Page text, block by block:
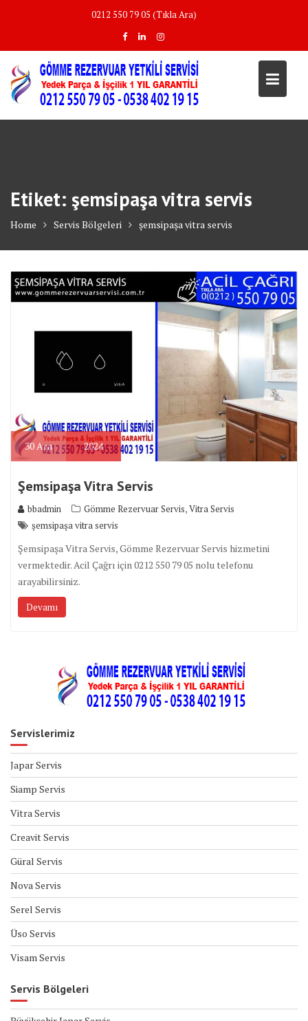
0212 550 79 05 (Tıkla Ara)
Etiket: şemsipaşa vitra servis
Home Servis Bölgeleri şemsipaşa vitra servis
30Ara 2024
Şemsipaşa Vitra Servis
bbadmin Gömme Rezervuar Servis,Vitra Servis
şemsipaşa vitra servis
Şemsipaşa Vitra Servis, Gömme Rezervuar Servis hizmetini
vermektedir. Acil Çağrı için 0212 550 79 05 nolu telefonu
arayabilirsiniz.
Devamı
Servislerimiz
Japar Servis
Siamp Servis
Vitra Servis
Creavit Servis
Güral Servis
Nova Servis
Serel Servis
Üso Servis
Visam Servis
Servis Bölgeleri